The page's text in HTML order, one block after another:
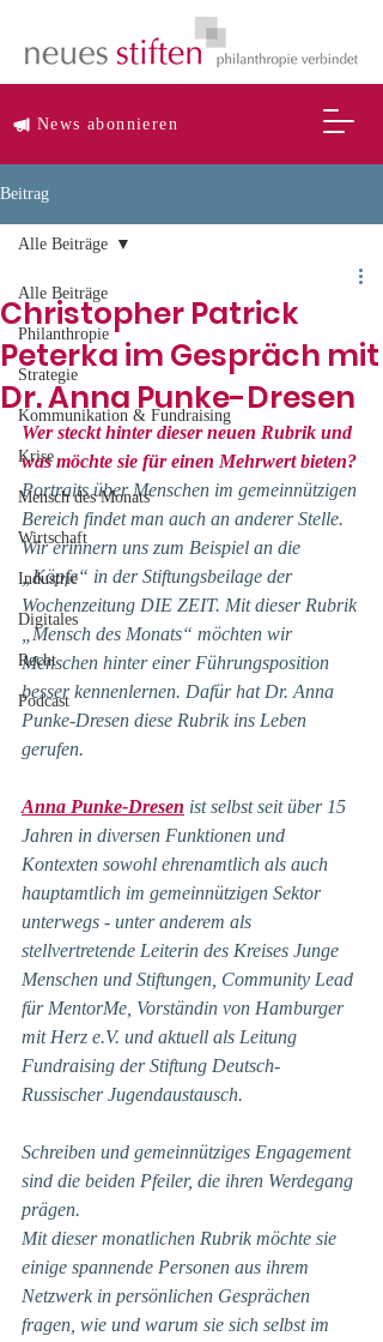
News abonnieren
Beitrag
Alle Beiträge
Philanthropie
Strategie
Kommunikation & Fundraising
Krise
Mensch des Monats
Wirtschaft
Industrie
Digitales
Recht
Podcast
Alle Beiträge
Christopher Patrick
Peterka im Gespräch mit
Dr. Anna Punke-Dresen
Wer steckt hinter dieser neuen Rubrik und
was möchte sie für einen Mehrwert bieten?
Portraits über Menschen im gemeinnützigen
Bereich findet man auch an anderer Stelle.
Wir erinnern uns zum Beispiel an die
„Köpfe“ in der Stiftungsbeilage der
Wochenzeitung DIE ZEIT. Mit dieser Rubrik
„Mensch des Monats“ möchten wir
Menschen hinter einer Führungsposition
besser kennenlernen. Dafür hat Dr. Anna
Punke-Dresen diese Rubrik ins Leben
gerufen.
Anna Punke-Dresen ist selbst seit über 15
Jahren in diversen Funktionen und
Kontexten sowohl ehrenamtlich als auch
hauptamtlich im gemeinnützigen Sektor
unterwegs - unter anderem als
stellvertretende Leiterin des Kreises Junge
Menschen und Stiftungen, Community Lead
für MentorMe, Vorständin von Hamburger
mit Herz e.V. und aktuell als Leitung
Fundraising der Stiftung Deutsch-
Russischer Jugendaustausch.
Schreiben und gemeinnütziges Engagement
sind die beiden Pfeiler, die ihren Werdegang
prägen.
Mit dieser monatlichen Rubrik möchte sie
einige spannende Personen aus ihrem
Netzwerk in persönlichen Gesprächen
fragen, wie und warum sie sich selbst im